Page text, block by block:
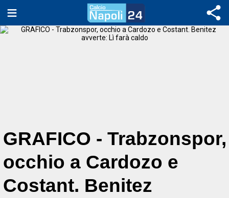
GRAFICO - Trabzonspor,
occhio a Cardozo e
Costant. Benitez